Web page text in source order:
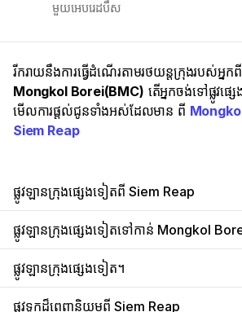
មួយអេបរេដបឹស
រីករាយនឹងការធ្វើដំណើរតាមរថយន្តក្រុងរបស់អ្នកពី
Mongkol Borei(BMC) តើអ្នកចង់ទៅផ្លូវផ្
មើលការផ្តល់ជូនទាំងអស់ដែលមាន ពី
Siem Reap
ផ្លូវឡានក្រុងផ្សេងទៀតពី Siem Reap
ផ្លូវឡានក្រុងផ្សេងទៀតទៅកាន់ Mongkol
ផ្លូវឡានក្រុងផ្សេងទៀត។
ផ្លូវទូកដ៏ពេញនិយមពី Siem Reap